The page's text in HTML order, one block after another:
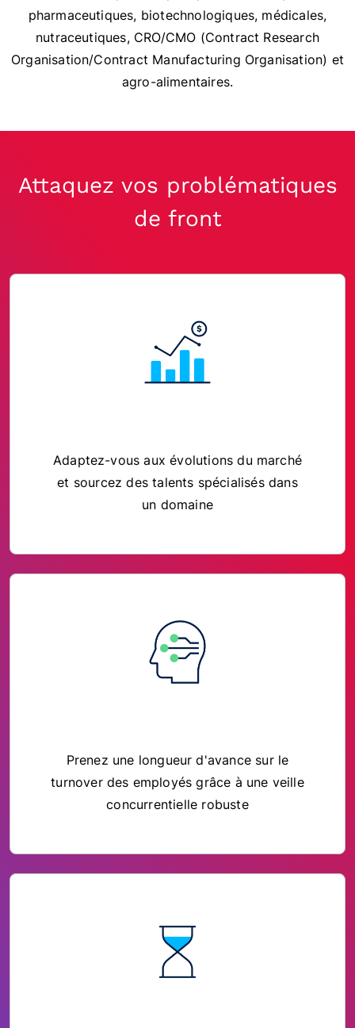
pharmaceutiques, biotechnologiques, médicales,
nutraceutiques, CRO/CMO (Contract Research
Organisation/Contract Manufacturing Organisation) et
agro-alimentaires.
Attaquez vos problématiques
de front
Adaptez-vous aux évolutions du marché
et sourcez des talents spécialisés dans
un domaine
Prenez une longueur d'avance sur le
turnover des employés grâce à une veille
concurrentielle robuste